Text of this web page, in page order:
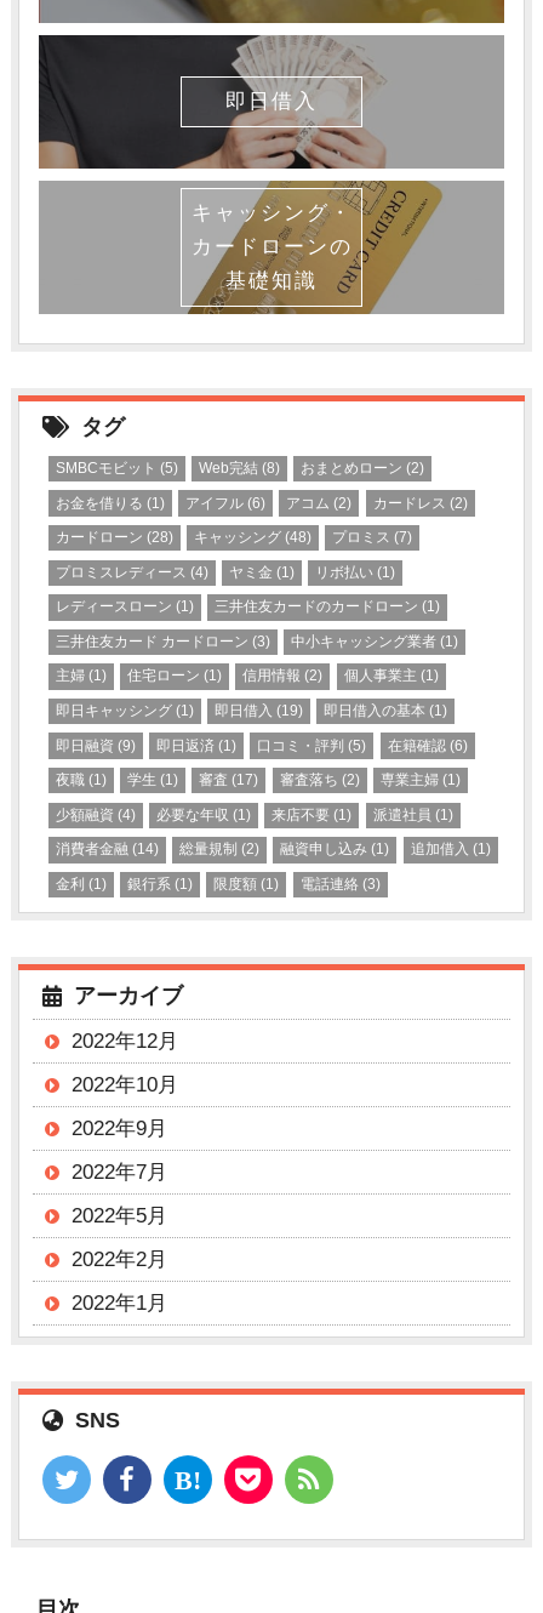
即日借入
キャッシング・
カードローンの
基礎知識
タグ
SMBCモビット (5) Web完結 (8) おまとめローン (2)
お金を借りる (1) アイフル (6) アコム (2) カードレス (2)
カードローン (28) キャッシング (48) プロミス (7)
プロミスレディース (4) ヤミ金 (1) リボ払い (1)
レディースローン (1) 三井住友カードのカードローン (1)
三井住友カード カードローン (3) 中小キャッシング業者 (1)
主婦 (1) 住宅ローン (1) 信用情報 (2) 個人事業主 (1)
即日キャッシング (1) 即日借入 (19) 即日借入の基本 (1)
即日融資 (9) 即日返済 (1) 口コミ・評判 (5) 在籍確認(6)
夜職 (1) 学生 (1) 審査 (17) 審査落ち (2) 専業主婦(1)
少額融資 (4) 必要な年収 (1) 来店不要 (1) 派遣社員 (1)
消費者金融 (14) 総量規制 (2) 融資申し込み (1) 追加借入 (1)
金利 (1) 銀行系 (1) 限度額 (1) 電話連絡(3)
アーカイブ
2022年12月
2022年10月
2022年9月
2022年7月
2022年5月
2022年2月
2022年1月
SNS